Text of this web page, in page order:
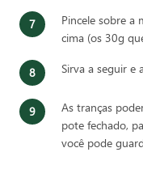
Pincele sobre a
cima (os 30g
Sirva a seguir e
As tranças
pote fechado,
você pode